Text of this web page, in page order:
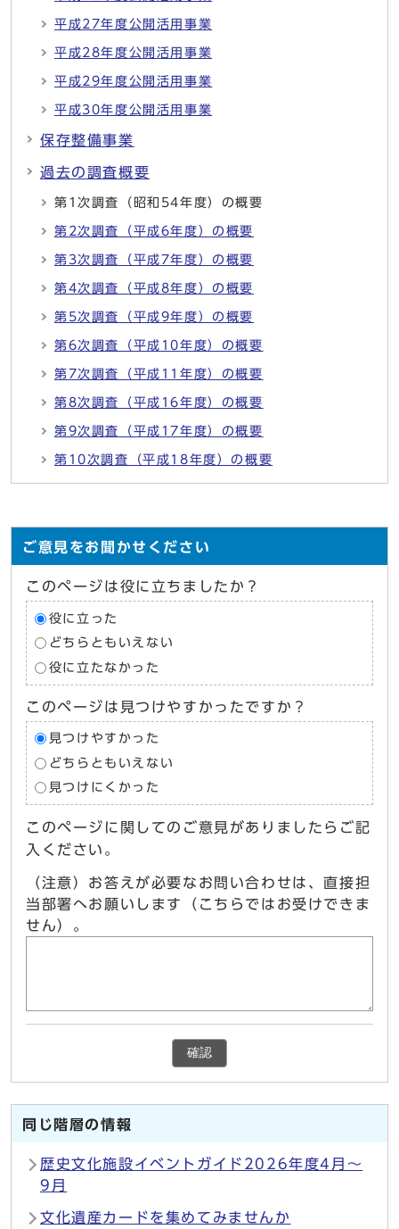
平成27年度公開活用事業
平成28年度公開活用事業
平成29年度公開活用事業
平成30年度公開活用事業
保存整備事業
過去の調査概要
第1次調査（昭和54年度）の概要
第2次調査（平成6年度）の概要
第3次調査（平成7年度）の概要
第4次調査（平成8年度）の概要
第5次調査（平成9年度）の概要
第6次調査（平成10年度）の概要
第7次調査（平成11年度）の概要
第8次調査（平成16年度）の概要
第9次調査（平成17年度）の概要
第10次調査（平成18年度）の概要
ご意見をお聞かせください
このページは役に立ちましたか？
役に立った
どちらともいえない
役に立たなかった
このページは見つけやすかったですか？
見つけやすかった
どちらともいえない
見つけにくかった
このページに関してのご意見がありましたらご記
入ください。
（注意）お答えが必要なお問い合わせは、直接担
当部署へお願いします（こちらではお受けできま
せん）。
確認
同じ階層の情報
歴史文化施設イベントガイド2026年度4月〜
9月
文化遺産カードを集めてみませんか